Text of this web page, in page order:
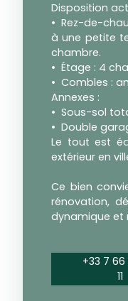
Disposition
Rez-de-
à une petite
chambre.
Étage : 4
Combles :
Annexes :
Sous-sol
Double
Le tout est
extérieur en
Ce bien
rénovation,
dynamique et
+33 7
11